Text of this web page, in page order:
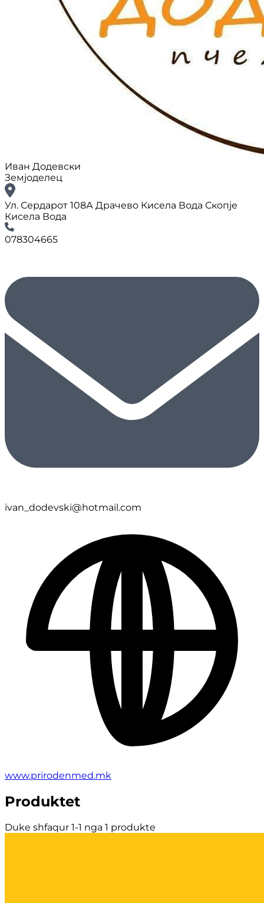
Иван Додевски
Земјоделец
Ул. Сердарот 108А Драчево Кисела Вода Скопје
Кисела Вода
078304665
ivan_dodevski@hotmail.com
www.prirodenmed.mk
Produktet
Duke shfaqur 1-1 nga 1 produkte